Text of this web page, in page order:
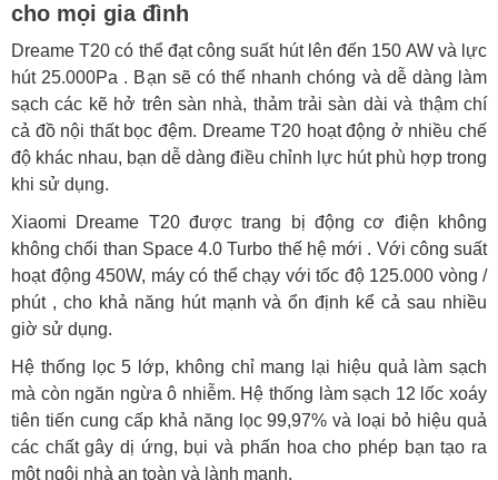
cho mọi gia đình
Dreame T20 có thể đạt công suất hút lên đến 150 AW và lực
hút 25.000Pa . Bạn sẽ có thể nhanh chóng và dễ dàng làm
sạch các kẽ hở trên sàn nhà, thảm trải sàn dài và thậm chí
cả đồ nội thất bọc đệm. Dreame T20 hoạt động ở nhiều chế
độ khác nhau, bạn dễ dàng điều chỉnh lực hút phù hợp trong
khi sử dụng.
Xiaomi Dreame T20 được trang bị động cơ điện không
không chổi than Space 4.0 Turbo thế hệ mới . Với công suất
hoạt động 450W, máy có thể chạy với tốc độ 125.000 vòng /
phút , cho khả năng hút mạnh và ổn định kể cả sau nhiều
giờ sử dụng.
Hệ thống lọc 5 lớp, không chỉ mang lại hiệu quả làm sạch
mà còn ngăn ngừa ô nhiễm. Hệ thống làm sạch 12 lốc xoáy
tiên tiến cung cấp khả năng lọc 99,97% và loại bỏ hiệu quả
các chất gây dị ứng, bụi và phấn hoa cho phép bạn tạo ra
một ngôi nhà an toàn và lành mạnh.